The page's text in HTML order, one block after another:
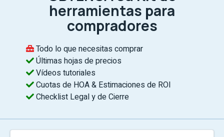
herramientas para
compradores
Todo lo que necesitas comprar
Últimas hojas de precios
Vídeos tutoriales
Cuotas de HOA & Estimaciones de ROI
Checklist Legal y de Cierre